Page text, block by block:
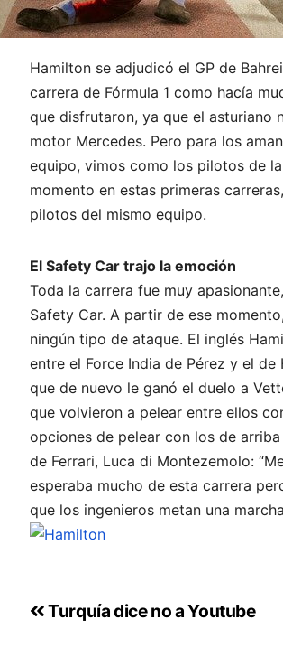
Hamilton se adjudicó el GP de
carrera de Fórmula 1 como hacía
que disfrutaron, ya que el asturiano
motor Mercedes. Pero para los
equipo, vimos como los pilotos de
momento en estas primeras
pilotos del mismo equipo.
El Safety Car trajo la emoción
Toda la carrera fue muy
Safety Car. A partir de ese
ningún tipo de ataque. El inglés
entre el Force India de Pérez y el
que de nuevo le ganó el duelo a
que volvieron a pelear entre ellos
opciones de pelear con los de
de Ferrari, Luca di Montezemolo:
esperaba mucho de esta carrera
que los ingenieros metan una
Turquía dice no a Youtube